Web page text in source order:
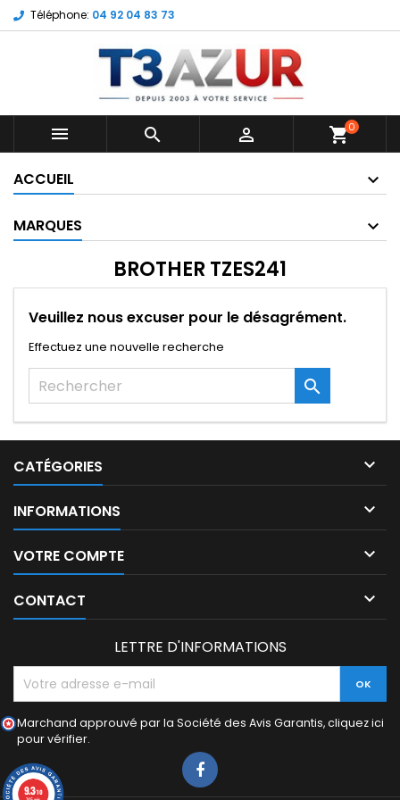
Téléphone: 04 92 04 83 73
   shopping_cart0
ACCUEIL
MARQUES
BROTHER TZES241
Veuillez nous excuser pour le désagrément.
Effectuez une nouvelle recherche

CATÉGORIES 
INFORMATIONS 
VOTRE COMPTE 
CONTACT 
LETTRE D'INFORMATIONS
Marchand approuvé par la Société des Avis Garantis,cliquez ici
pour vérifier.
9.3/10